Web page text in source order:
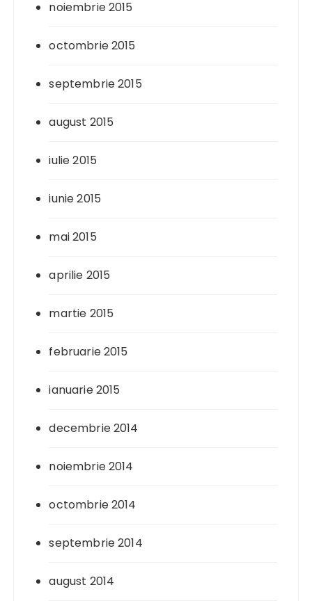
noiembrie 2015
octombrie 2015
septembrie 2015
august 2015
iulie 2015
iunie 2015
mai 2015
aprilie 2015
martie 2015
februarie 2015
ianuarie 2015
decembrie 2014
noiembrie 2014
octombrie 2014
septembrie 2014
august 2014